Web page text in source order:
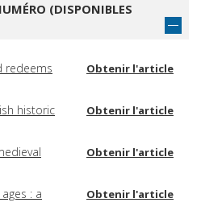
(DISPONIBLES
redeems
Obtenir l'article
historic
Obtenir l'article
Obtenir l'article
: a
Obtenir l'article